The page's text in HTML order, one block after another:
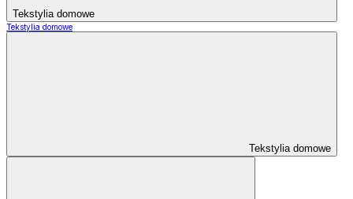
Tekstylia domowe
Tekstylia domowe
Tekstylia domowe